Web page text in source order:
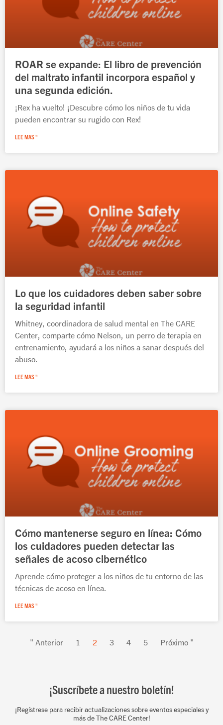
ROAR se expande: El libro de prevención
del maltrato infantil incorpora español y
una segunda edición.
¡Rex ha vuelto! ¡Descubre cómo los niños de tu vida
pueden encontrar su rugido con Rex!
LEE MAS "
Lo que los cuidadores deben saber sobre
la seguridad infantil
Whitney, coordinadora de salud mental en The CARE
Center, comparte cómo Nelson, un perro de terapia en
entrenamiento, ayudará a los niños a sanar después del
abuso.
LEE MAS "
Cómo mantenerse seguro en línea: Cómo
los cuidadores pueden detectar las
señales de acoso cibernético
Aprende cómo proteger a los niños de tu entorno de las
técnicas de acoso en línea.
LEE MAS "
" Anterior 1 2 3 4 5 Próximo "
¡Suscríbete a nuestro boletín!
¡Regístrese para recibir actualizaciones sobre eventos especiales y
más de The CARE Center!